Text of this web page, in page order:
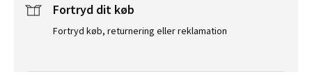
Fortryd dit køb
Fortryd køb, returnering eller reklamation